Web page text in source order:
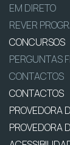
EM DIRETO
REVER
CONCURSOS
PERGUNTAS
CONTACTOS
CONTACTOS
PROVEDORA
PROVEDORA